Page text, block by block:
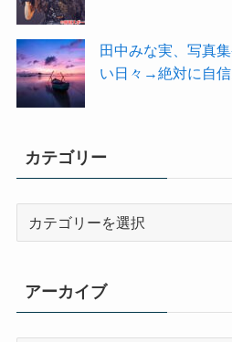
田中みな実、写真
い日々→絶対に自信
カテゴリー
リ
ー
アーカイブ